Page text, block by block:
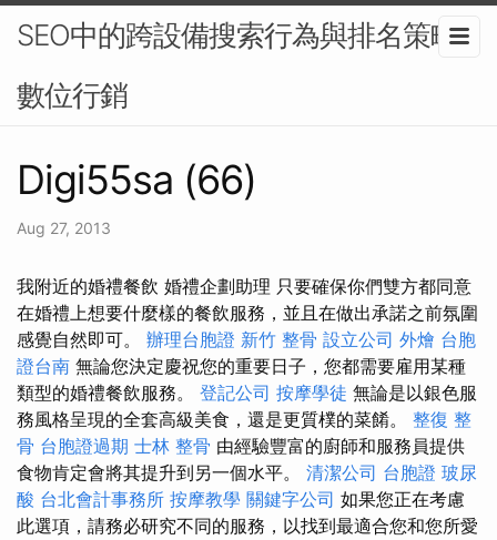
SEO中的跨設備搜索行為與排名策略 -
數位行銷
Digi55sa (66)
Aug 27, 2013
我附近的婚禮餐飲 婚禮企劃助理 只要確保你們雙方都同意
在婚禮上想要什麼樣的餐飲服務，並且在做出承諾之前氛圍
感覺自然即可。 辦理台胞證 新竹 整骨 設立公司 外燴 台胞
證台南 無論您決定慶祝您的重要日子，您都需要雇用某種
類型的婚禮餐飲服務。 登記公司 按摩學徒 無論是以銀色服
務風格呈現的全套高級美食，還是更質樸的菜餚。 整復 整
骨 台胞證過期 士林 整骨 由經驗豐富的廚師和服務員提供
食物肯定會將其提升到另一個水平。 清潔公司 台胞證 玻尿
酸 台北會計事務所 按摩教學 關鍵字公司 如果您正在考慮
此選項，請務必研究不同的服務，以找到最適合您和您所愛